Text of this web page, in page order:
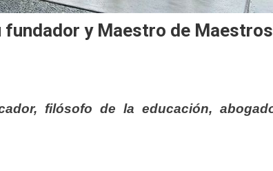
y Maestro de Maestros
filósofo de la educación,